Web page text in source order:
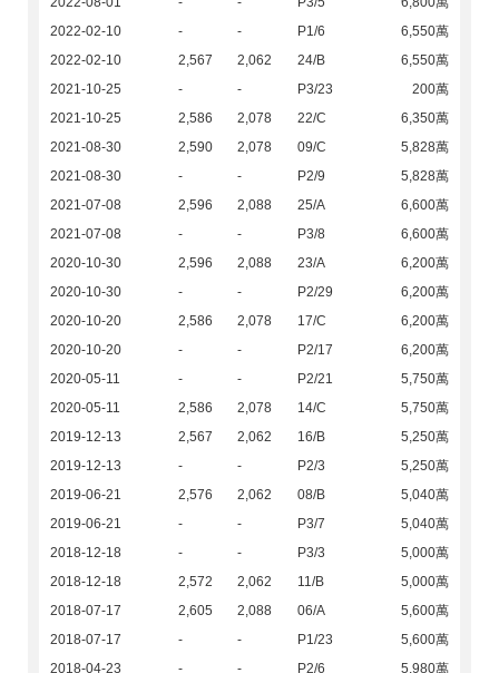
2022-02-10
- - P1/6
6,550萬
2022-02-10
2,567 2,062 24/B
6,550萬
2021-10-25
- - P3/23
200萬
2021-10-25
2,586 2,078 22/C
6,350萬
2021-08-30
2,590 2,078 09/C
5,828萬
2021-08-30
- - P2/9
5,828萬
2021-07-08
2,596 2,088 25/A
6,600萬
2021-07-08
- - P3/8
6,600萬
2020-10-30
2,596 2,088 23/A
6,200萬
2020-10-30
- - P2/29
6,200萬
2020-10-20
2,586 2,078 17/C
6,200萬
2020-10-20
- - P2/17
6,200萬
2020-05-11
- - P2/21
5,750萬
2020-05-11
2,586 2,078 14/C
5,750萬
2019-12-13
2,567 2,062 16/B
5,250萬
2019-12-13
- - P2/3
5,250萬
2019-06-21
2,576 2,062 08/B
5,040萬
2019-06-21
- - P3/7
5,040萬
2018-12-18
- - P3/3
5,000萬
2018-12-18
2,572 2,062 11/B
5,000萬
2018-07-17
2,605 2,088 06/A
5,600萬
2018-07-17
- - P1/23
5,600萬
2018-04-23
- - P2/6
5,980萬